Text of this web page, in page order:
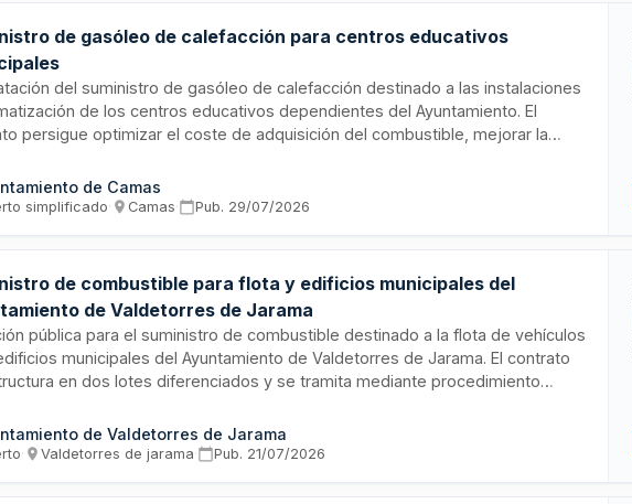
de gasóleo de calefacción para centros educativos
del suministro de gasóleo de calefacción destinado a las instalaciones
de los centros educativos dependientes del Ayuntamiento. El
persigue optimizar el coste de adquisición del combustible, mejorar la
mediante facturación. La vigencia del contrato anterior finalizó en enero de
lo que se plantea esta nueva contratación para dar continuidad al servicio.
de Camas
simplificado· Camas· Pub. 29/07/2026
de combustible para flota y edificios municipales del
de Valdetorres de Jarama
pública para el suministro de combustible destinado a la flota de vehículos
municipales del Ayuntamiento de Valdetorres de Jarama. El contrato
en dos lotes diferenciados y se tramita mediante procedimiento
el abastecimiento continuado de carburantes para garantizar el
operativo de los servicios municipales y la climatización de las
de Valdetorres de Jarama
· Valdetorres de jarama· Pub. 21/07/2026